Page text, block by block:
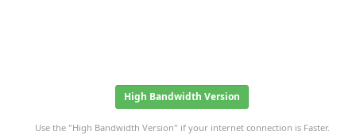
High Bandwidth Version
Use the "High Bandwidth Version" if your internet connection is Faster.